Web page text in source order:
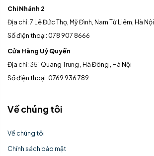
Chi Nhánh 2
Địa chỉ: 7 Lê Đức Thọ, Mỹ Đình, Nam Từ Liêm, Hà Nội
Số điện thoại: 078 907 8666
Cửa Hàng Uỷ Quyền
Địa chỉ: 351 Quang Trung , Hà Đông , Hà Nội
Số điện thoại: 0769 936 789
Về chúng tôi
Về chúng tôi
Chính sách bảo mật